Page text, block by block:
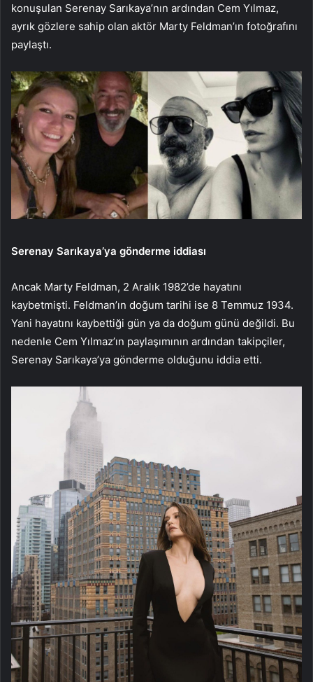
konuşulan Serenay Sarıkaya’nın ardından Cem Yılmaz,
ayrık gözlere sahip olan aktör Marty Feldman’ın fotoğrafını
paylaştı.
Serenay Sarıkaya’ya gönderme iddiası
Ancak Marty Feldman, 2 Aralık 1982’de hayatını
kaybetmişti. Feldman’ın doğum tarihi ise 8 Temmuz 1934.
Yani hayatını kaybettiği gün ya da doğum günü değildi. Bu
nedenle Cem Yılmaz’ın paylaşımının ardından takipçiler,
Serenay Sarıkaya’ya gönderme olduğunu iddia etti.